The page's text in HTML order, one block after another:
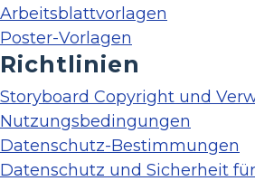
Arbeitsblattvorlagen
Poster-Vorlagen
Richtlinien
Storyboard Copyright und
Nutzungsbedingungen
Datenschutz-Bestimmungen
Datenschutz und Sicherheit